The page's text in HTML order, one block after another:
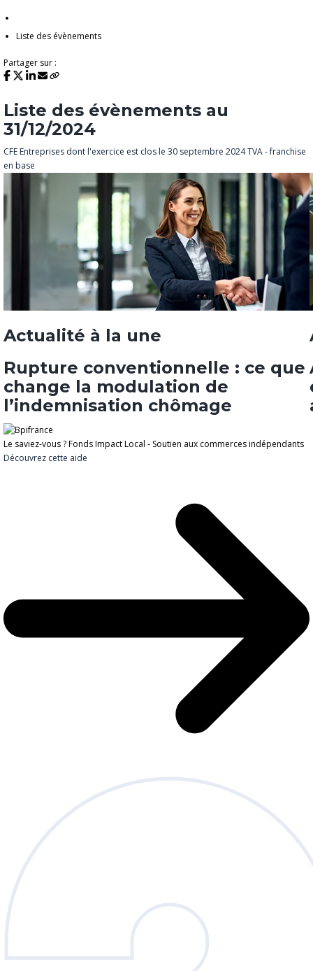
Liste des évènements
Partager sur :
Liste des évènements au
31/12/2024
CFE Entreprises dont l'exercice est clos le 30 septembre 2024TVA - franchise
en base
Actualité à la une
Rupture conventionnelle : ce que
change la modulation de
l’indemnisation chômage
Le saviez-vous ?Fonds Impact Local - Soutien aux commerces indépendants
Découvrez cette aide